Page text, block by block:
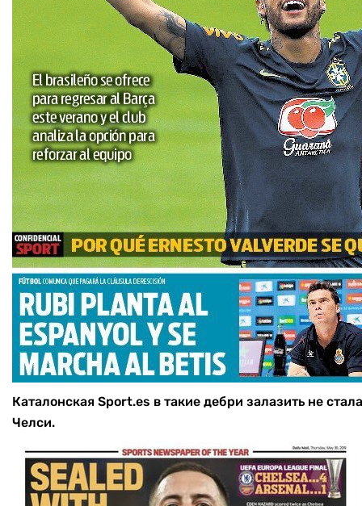
Каталонская Sport.es в такие дебри залазить не
Челси.